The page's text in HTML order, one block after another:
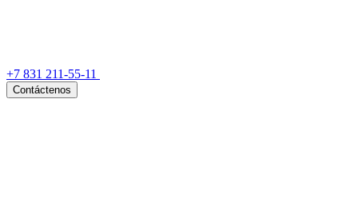
+7 831 211-55-11
Contáctenos